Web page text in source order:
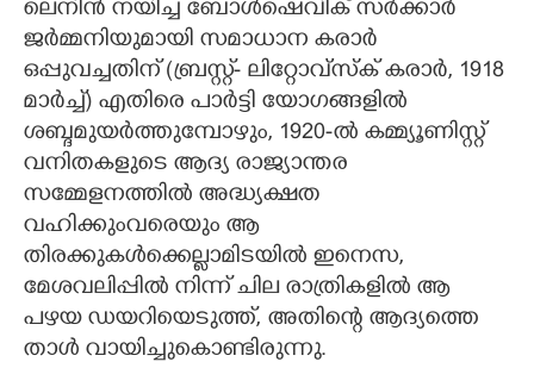
ലെനിൻ നയിച്ച ബോൾഷെവിക് സർക്കാർ
ജർമ്മനിയുമായി സമാധാന കരാർ
ഒപ്പുവച്ചതിന് (ബ്രസ്റ്റ്- ലിറ്റോവ്സ്ക് കരാർ,​ 1918
മാർച്ച്)​ എതിരെ പാർട്ടി യോഗങ്ങളിൽ
ശബ്ദമുയർത്തുമ്പോഴും, 1920-ൽ കമ്മ്യൂണിസ്റ്റ്
വനിതകളുടെ ആദ്യ രാജ്യാന്തര
സമ്മേളനത്തിൽ അദ്ധ്യക്ഷത
വഹിക്കുംവരെയും ആ
തിരക്കുകൾക്കെല്ലാമിടയിൽ ഇനെസ,​
മേശവലിപ്പിൽ നിന്ന് ചില രാത്രികളിൽ ആ
പഴയ ഡയറിയെടുത്ത്,​ അതിന്റെ ആദ്യത്തെ
താൾ വായിച്ചുകൊണ്ടിരുന്നു.